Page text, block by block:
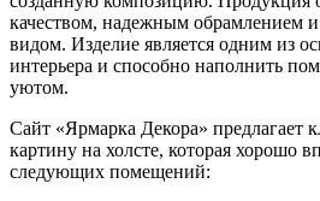
качеством, надежным обрамлением
видом. Изделие является одним из
интерьера и способно наполнить
уютом.
Сайт «Ярмарка Декора» предлагает
картину на холсте, которая хорошо
следующих помещений: